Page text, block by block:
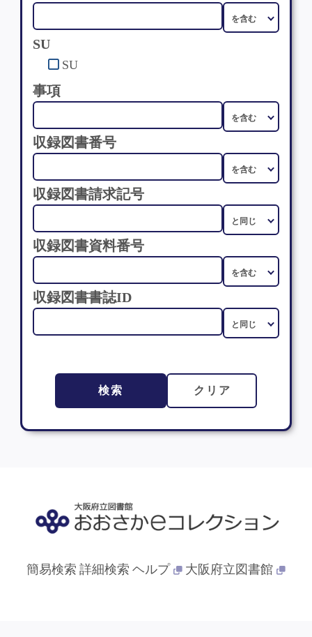
SU
SU
事項
収録図書番号
収録図書請求記号
収録図書資料番号
収録図書書誌ID
検索 クリア
簡易検索 詳細検索 ヘルプ 大阪府立図書館